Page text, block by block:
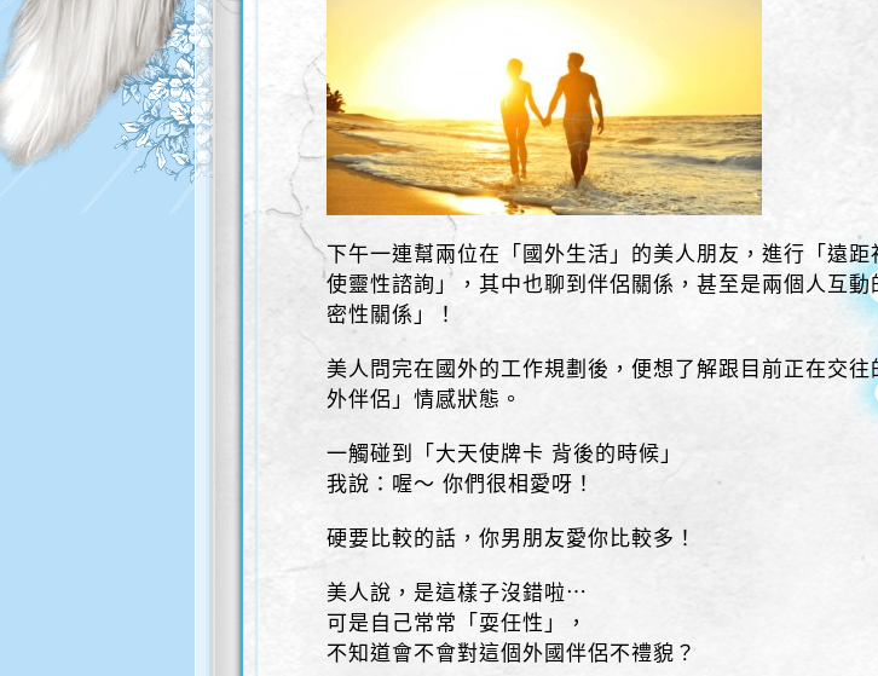
下午一連幫兩位在「國外生活」的美人朋友，進行「遠距
使靈性諮詢」，其中也聊到伴侶關係，甚至是兩個人互動
密性關係」！
美人問完在國外的工作規劃後，便想了解跟目前正在交往
外伴侶」情感狀態。
一觸碰到「大天使牌卡 背後的時候」
我說：喔～ 你們很相愛呀！
硬要比較的話，你男朋友愛你比較多！
美人說，是這樣子沒錯啦⋯
可是自己常常「耍任性」，
不知道會不會對這個外國伴侶不禮貌？